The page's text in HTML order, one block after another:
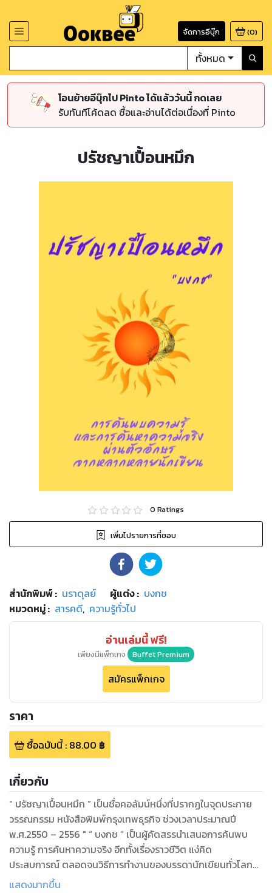
จัดการอีบุ๊ก (0)
ทั้งหมด
โอนย้ายอีบุ๊กไป Pinto ได้แล้ววันนี้ กดเลย
รับทันทีโค้ดลด ซื้อและอ่านได้ต่อเนื่องที่ Pinto
ปรัชญาเปื้อนหมึก
0 Ratings
เพิ่มไปรายการที่ชอบ
สำนักพิมพ์: นราดุลย์ ผู้แต่ง : บงกช
หมวดหมู่: สารคดี, ความรู้ทั่วไป
อ่านเล่มนี้ ฟรี!
เพียงมีแพ็กเกจ Buffet Premium
สมัครแพ็กเกจ
ราคา
ซื้อฉบับนี้: 88.00 ฿
เกี่ยวกับ
“ ปรัชญาเปื้อนหมึก ” เป็นชื่อคอลัมน์หนึ่งที่ปรากฏในจุดประกาย
วรรณกรรม หนังสือพิมพ์กรุงเทพธุรกิจ ช่วงเวลาประมาณปี
พ.ศ.2550 – 2556 " “ บงกช ” เป็นผู้คัดสรรนำเสนอการค้นพบ
ความรู้ การค้นหาความจริง อีกทั้งเรื่องราวชีวิต แง่คิด
ประสบการณ์ ตลอดจนวิธีการทำงานของบรรดานักเขียนทั่วโลก
ซึ่งล้วนเป็นเรื่องที่น่าสนใจและศึกษาอย่างยิ่ง การรวมเล่มครั้งแรกนี้
แสดงมากขึ้น